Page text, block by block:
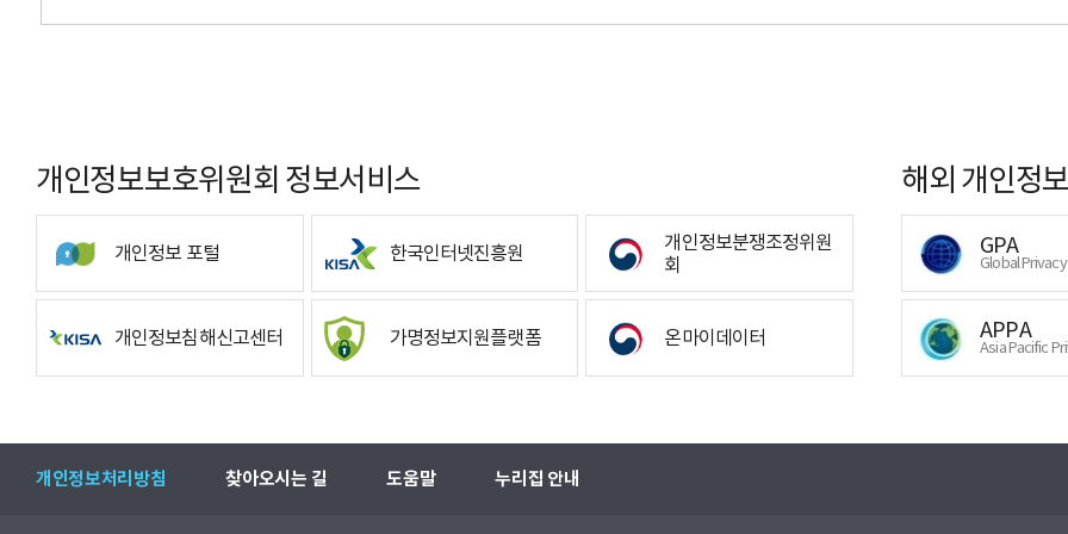
개인정보보호위원회 정보서비스
개인정보 포털 한국인터넷진흥원
개인정보분쟁조정위원
회
개인정보침해신고센터 가명정보지원플랫폼 온마이데이터
해외 개인정
GPA
Global
APPA
Asia Pacific
개인정보처리방침 찾아오시는 길 도움말 누리집 안내